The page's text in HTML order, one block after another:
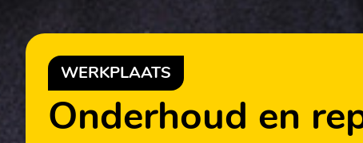
WERKPLAATS
Onderhoud en